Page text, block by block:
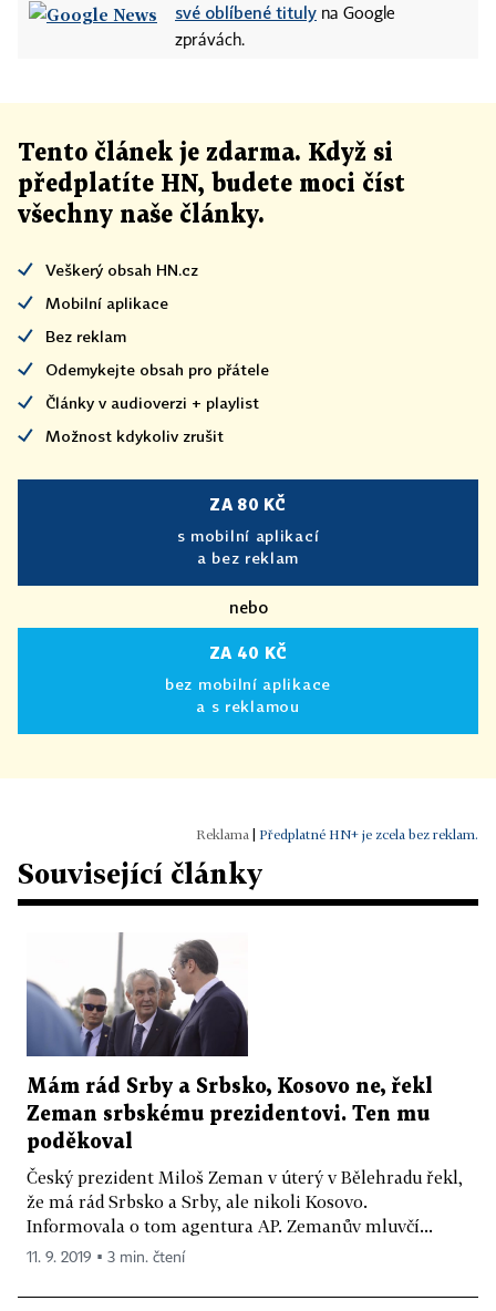
své oblíbené tituly na Google
zprávách.
Tento článek je zdarma. Když si
předplatíte HN, budete moci číst
všechny naše články.
Veškerý obsah HN.cz
Mobilní aplikace
Bez reklam
Odemykejte obsah pro přátele
Články v audioverzi + playlist
Možnost kdykoliv zrušit
ZA 80 KČ
s mobilní aplikací
a bez reklam
nebo
ZA 40 KČ
bez mobilní aplikace
a s reklamou
| Předplatné HN+ je zcela bez reklam.
Související články
Mám rád Srby a Srbsko, Kosovo ne, řekl
Zeman srbskému prezidentovi. Ten mu
poděkoval
Český prezident Miloš Zeman v úterý v Bělehradu řekl,
že má rád Srbsko a Srby, ale nikoli Kosovo.
Informovala o tom agentura AP. Zemanův mluvčí...
11. 9. 2019 ▪ 3 min. čtení